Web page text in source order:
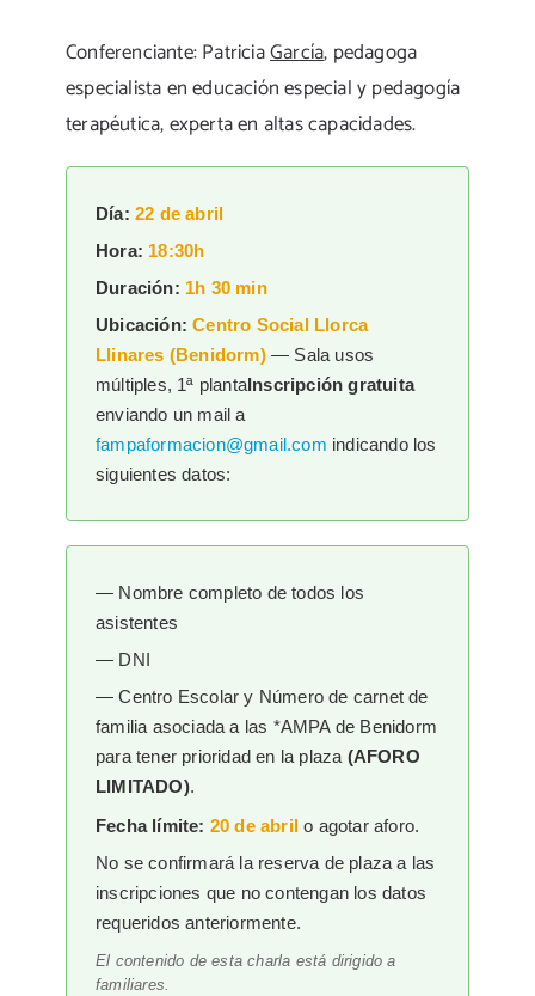
Conferenciante: PatriciaGarcía, pedagoga
especialista en educación especial y pedagogía
terapéutica, experta en altas capacidades.
Día: 22 de abril
Hora: 18:30h
Duración: 1h 30 min
Ubicación: Centro Social Llorca
Llinares (Benidorm)— Sala usos
múltiples, 1ª plantaInscripción gratuita
enviando un mail a
fampaformacion@gmail.com indicando los
siguientes datos:
— Nombre completo de todos los
asistentes
— DNI
— Centro Escolar y Número de carnet de
familia asociada a las *AMPA de Benidorm
para tener prioridad en la plaza (AFORO
LIMITADO).
Fecha límite: 20 de abril o agotar aforo.
No se confirmará la reserva de plaza a las
inscripciones que no contengan los datos
requeridos anteriormente.
El contenido de esta charla está dirigido a
familiares.